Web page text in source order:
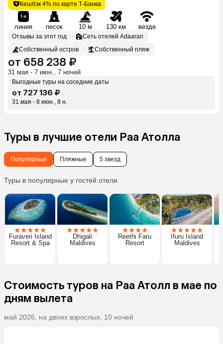
Кешбэк 4% по карте Т-Банка
линия песок 10 м 130 км везде
Отзывы за этот год
Сеть отелей Adaaran
Собственный остров
Собственный пляж
от 658 238 ₽
31 мая - 7 июн., 7 ночей
Выгодные туры на соседние даты
от 727 136 ₽
31 мая - 8 июн., 8 н.
Туры в лучшие отели Раа Атолла
Популярные Пляжные 5 звезд
Туры в популярные у гостей отели
★★★★★
Furaveri Island
Resort & Spa
★★★★★
Dhigali
Maldives
★★★★
Reethi Faru
Resort
★★★★★
Ifuru Island
Maldives
Стоимость туров на Раа Атолл в мае по
дням вылета
май 2026, на двоих взрослых, 10 ночей